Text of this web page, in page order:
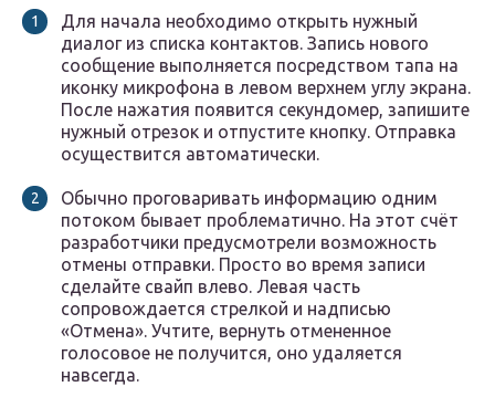
Для начала необходимо открыть нужный
диалог из списка контактов. Запись нового
сообщение выполняется посредством тапа на
иконку микрофона в левом верхнем углу экрана.
После нажатия появится секундомер, запишите
нужный отрезок и отпустите кнопку. Отправка
осуществится автоматически.
Обычно проговаривать информацию одним
потоком бывает проблематично. На этот счёт
разработчики предусмотрели возможность
отмены отправки. Просто во время записи
сделайте свайп влево. Левая часть
сопровождается стрелкой и надписью
«Отмена». Учтите, вернуть отмененное
голосовое не получится, оно удаляется
навсегда.